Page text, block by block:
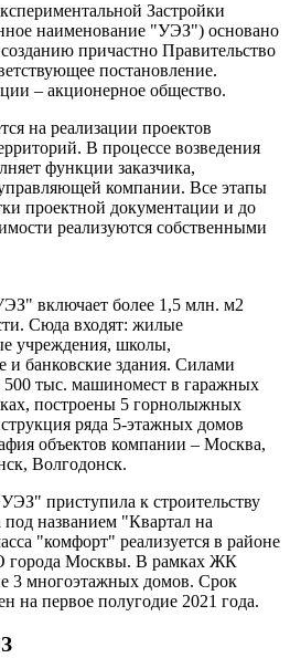
Застройки
наименование "УЭЗ") основано
причастно Правительство
постановление.
– акционерное общество.
на реализации проектов
В процессе возведения
функции заказчика,
компании. Все этапы
проектной документации и до
реализуются собственными
включает более 1,5 млн. м2
Сюда входят: жилые
учреждения, школы,
и банковские здания. Силами
500 тыс. машиномест в гаражных
построены 5 горнолыжных
ряда 5-этажных домов
объектов компании – Москва,
Волгодонск.
приступила к строительству
названием "Квартал на
"комфорт" реализуется в районе
города Москвы. В рамках ЖК
3 многоэтажных домов. Срок
на первое полугодие 2021 года.